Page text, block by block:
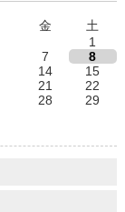
金
土
1
7
8
14
15
21
22
28
29